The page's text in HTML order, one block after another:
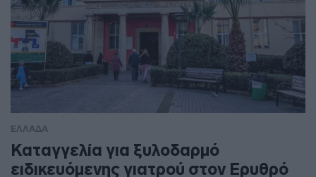
ΕΛΛΑΔΑ
Καταγγελία για ξυλοδαρμό
ειδικευόμενης γιατρού στον Ερυθρό